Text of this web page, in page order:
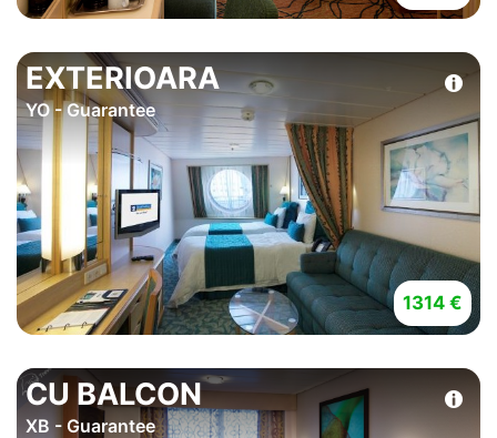
EXTERIOARA
YO - Guarantee
1314 €
CU BALCON
XB - Guarantee